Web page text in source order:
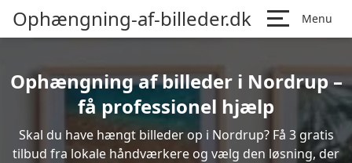
Ophængning-af-billeder.dk Menu
Ophængning af billeder i Nordrup –
få professionel hjælp
Skal du have hængt billeder op i Nordrup? Få 3 gratis
tilbud fra lokale håndværkere og vælg den løsning, der